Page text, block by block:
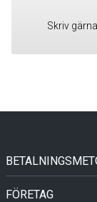
Skriv
FÖRETAG